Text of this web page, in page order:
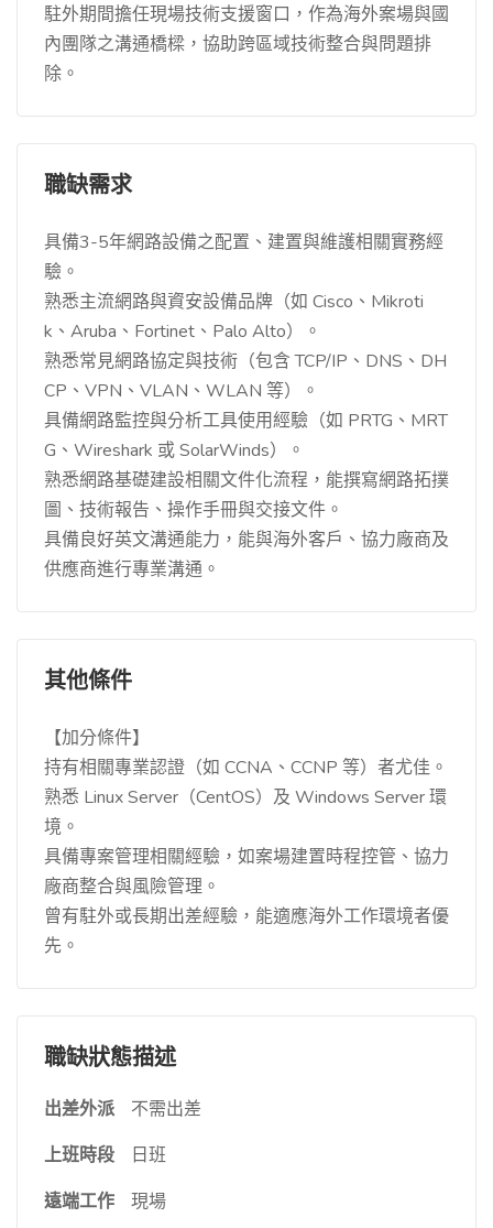
駐外期間擔任現場技術支援窗口，作為海外案場與國
內團隊之溝通橋樑，協助跨區域技術整合與問題排
除。
職缺需求
具備3-5年網路設備之配置、建置與維護相關實務經
驗。
熟悉主流網路與資安設備品牌（如 Cisco、Mikroti
k、Aruba、Fortinet、Palo Alto）。
熟悉常見網路協定與技術（包含 TCP/IP、DNS、DH
CP、VPN、VLAN、WLAN 等）。
具備網路監控與分析工具使用經驗（如 PRTG、MRT
G、Wireshark 或 SolarWinds）。
熟悉網路基礎建設相關文件化流程，能撰寫網路拓撲
圖、技術報告、操作手冊與交接文件。
具備良好英文溝通能力，能與海外客戶、協力廠商及
供應商進行專業溝通。
其他條件
【加分條件】
持有相關專業認證（如 CCNA、CCNP 等）者尤佳。
熟悉 Linux Server（CentOS）及 Windows Server 環
境。
具備專案管理相關經驗，如案場建置時程控管、協力
廠商整合與風險管理。
曾有駐外或長期出差經驗，能適應海外工作環境者優
先。
職缺狀態描述
出差外派
不需出差
上班時段
日班
遠端工作
現場